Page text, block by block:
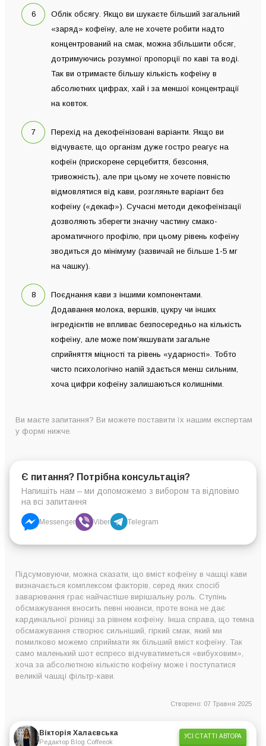
Облік обсягу. Якщо ви шукаєте більший загальний
«заряд» кофеїну, але не хочете робити надто
концентрований на смак, можна збільшити обсяг,
дотримуючись розумної пропорції по каві та воді.
Так ви отримаєте більшу кількість кофеїну в
абсолютних цифрах, хай і за меншої концентрації
на ковток.
Перехід на декофеїнізовані варіанти. Якщо ви
відчуваєте, що організм дуже гостро реагує на
кофеїн (прискорене серцебиття, безсоння,
тривожність), але при цьому не хочете повністю
відмовлятися від кави, розгляньте варіант без
кофеїну («декаф»). Сучасні методи декофеїнізації
дозволяють зберегти значну частину смако-
ароматичного профілю, при цьому рівень кофеїну
зводиться до мінімуму (зазвичай не більше 1-5 мг
на чашку).
Поєднання кави з іншими компонентами.
Додавання молока, вершків, цукру чи інших
інгредієнтів не впливає безпосередньо на кількість
кофеїну, але може пом’якшувати загальне
сприйняття міцності та рівень «ударності». Тобто
чисто психологічно напій здається менш сильним,
хоча цифри кофеїну залишаються колишніми.
Ви маєте запитання? Ви можете поставити їх нашим експертам
у формі нижче.
Є питання? Потрібна консультація?
Напишіть нам – ми допоможемо з вибором та відповімо
на всі запитання
Messenger Viber Telegram
Підсумовуючи, можна сказати, що вміст кофеїну в чашці кави
визначається комплексом факторів, серед яких спосіб
заварювання грає найчастіше вирішальну роль. Ступінь
обсмажування вносить певні нюанси, проте вона не дає
кардинальної різниці за рівнем кофеїну. Інша справа, що темна
обсмажування створює сильніший, гіркий смак, який ми
помилково можемо сприймати як більший вміст кофеїну. Так
само маленький шот еспресо відчуватиметься «вибуховим»,
хоча за абсолютною кількістю кофеїну може і поступатися
великій чашці фільтр-кави.
Створено: 07 Травня 2025
Вікторія Халаєвська
Редактор Blog Coffeeok
УСІ СТАТТІ АВТОРА